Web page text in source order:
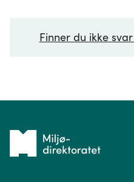
Finner du ikke
Tilbake